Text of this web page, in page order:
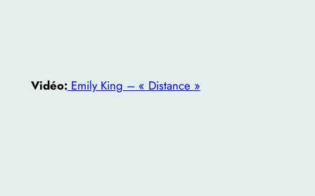
Vidéo:Emily King – « Distance »